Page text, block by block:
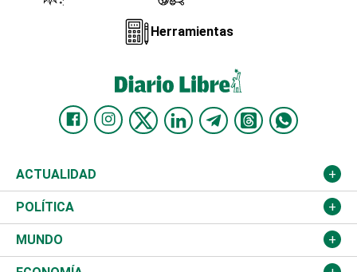
Herramientas
ACTUALIDAD
Nacional
Ciudad
POLÍTICA
Partidos
MUNDO